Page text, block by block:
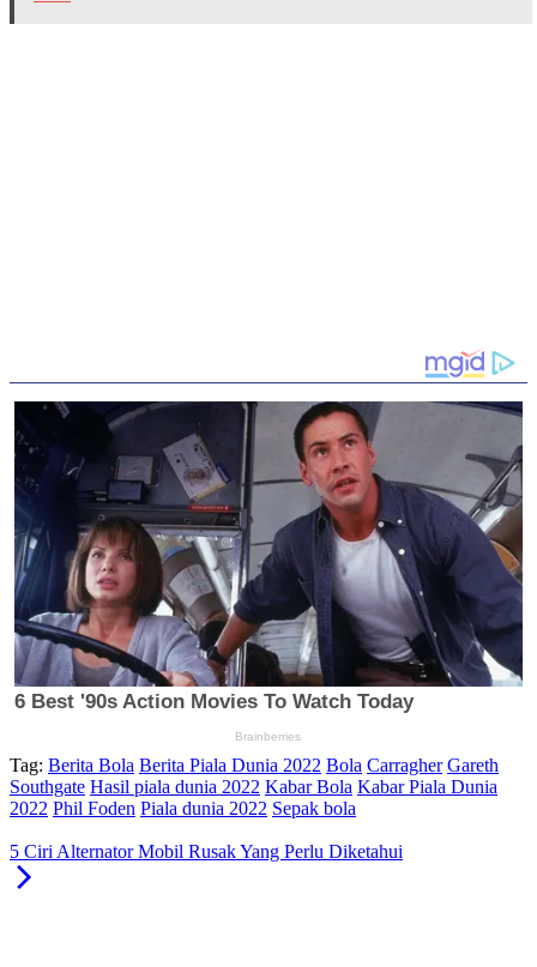
Tag: Berita Bola Berita Piala Dunia 2022 Bola Carragher Gareth
Southgate Hasil piala dunia 2022 Kabar Bola Kabar Piala Dunia
2022 Phil Foden Piala dunia 2022 Sepak bola
5 Ciri Alternator Mobil Rusak Yang Perlu Diketahui